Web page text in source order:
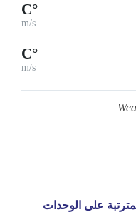
°C
m/s
°C
m/s
على الوحدات